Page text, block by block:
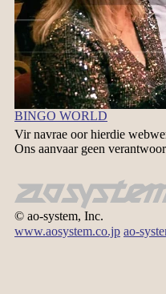
BINGO WORLD
Vir navrae oor hierdie
Ons aanvaar geen
© ao-system, Inc.
www.aosystem.co.jp ao-